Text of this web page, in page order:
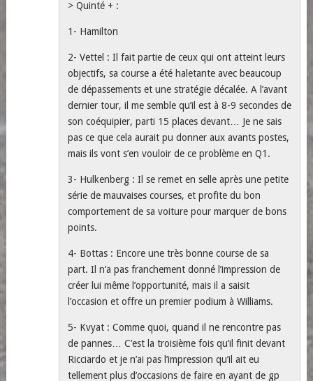
> Quinté + :
1- Hamilton
2- Vettel : Il fait partie de ceux qui ont atteint leurs
objectifs, sa course a été haletante avec beaucoup
de dépassements et une stratégie décalée. A l’avant
dernier tour, il me semble qu’il est à 8-9 secondes de
son coéquipier, parti 15 places devant… Je ne sais
pas ce que cela aurait pu donner aux avants postes,
mais ils vont s’en vouloir de ce problème en Q1.
3- Hulkenberg : Il se remet en selle après une petite
série de mauvaises courses, et profite du bon
comportement de sa voiture pour marquer de bons
points.
4- Bottas : Encore une très bonne course de sa
part. Il n’a pas franchement donné l’impression de
créer lui même l’opportunité, mais il a saisit
l’occasion et offre un premier podium à Williams.
5- Kvyat : Comme quoi, quand il ne rencontre pas
de pannes… C’est la troisième fois qu’il finit devant
Ricciardo et je n’ai pas l’impression qu’il ait eu
tellement plus d’occasions de faire en ayant de gp